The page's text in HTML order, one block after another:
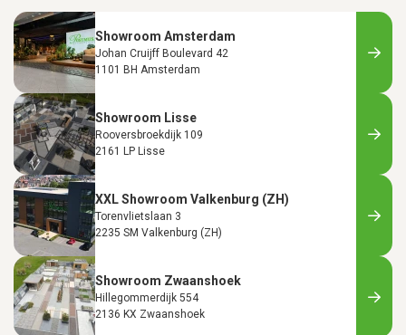
Showroom Amsterdam
Johan Cruijff Boulevard 42
1101 BH Amsterdam
Showroom Lisse
Rooversbroekdijk 109
2161 LP Lisse
XXL Showroom Valkenburg (ZH)
Torenvlietslaan 3
2235 SM Valkenburg (ZH)
Showroom Zwaanshoek
Hillegommerdijk 554
2136 KX Zwaanshoek